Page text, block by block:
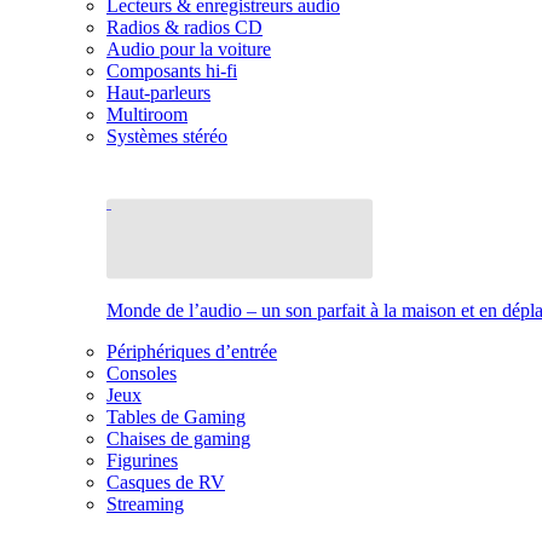
Lecteurs & enregistreurs audio
Radios & radios CD
Audio pour la voiture
Composants hi-fi
Haut-parleurs
Multiroom
Systèmes stéréo
Monde de l’audio – un son parfait à la maison et en
Périphériques d’entrée
Consoles
Jeux
Tables de Gaming
Chaises de gaming
Figurines
Casques de RV
Streaming